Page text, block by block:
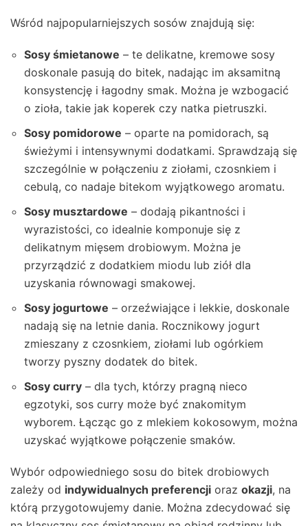
Wśród najpopularniejszych sosów znajdują się:
Sosy śmietanowe – te delikatne, kremowe sosy
doskonale pasują do bitek, nadając im aksamitną
konsystencję i łagodny smak. Można je wzbogacić
o zioła, takie jak koperek czy natka pietruszki.
Sosy pomidorowe – oparte na pomidorach, są
świeżymi i intensywnymi dodatkami. Sprawdzają się
szczególnie w połączeniu z ziołami, czosnkiem i
cebulą, co nadaje bitekom wyjątkowego aromatu.
Sosy musztardowe – dodają pikantności i
wyrazistości, co idealnie komponuje się z
delikatnym mięsem drobiowym. Można je
przyrządzić z dodatkiem miodu lub ziół dla
uzyskania równowagi smakowej.
Sosy jogurtowe – orzeźwiające i lekkie, doskonale
nadają się na letnie dania. Rocznikowy jogurt
zmieszany z czosnkiem, ziołami lub ogórkiem
tworzy pyszny dodatek do bitek.
Sosy curry – dla tych, którzy pragną nieco
egzotyki, sos curry może być znakomitym
wyborem. Łącząc go z mlekiem kokosowym, można
uzyskać wyjątkowe połączenie smaków.
Wybór odpowiedniego sosu do bitek drobiowych
zależy od indywidualnych preferencji oraz okazji, na
którą przygotowujemy danie. Można zdecydować się